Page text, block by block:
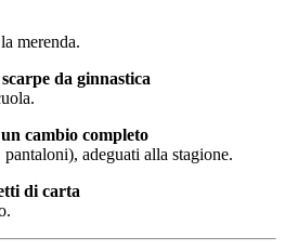
merenda.
da ginnastica
cambio completo
adeguati alla stagione.
di carta